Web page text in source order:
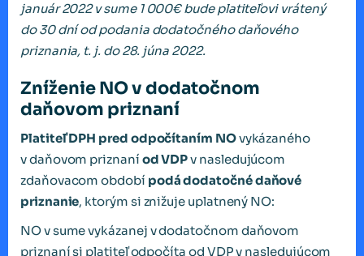
január 2022 v sume 1 000€ bude platiteľovi vrátený
do 30 dní od podania dodatočného daňového
priznania, t. j. do 28. júna 2022.
Zníženie NO v dodatočnom
daňovom priznaní
Platiteľ DPH pred odpočítaním NOvykázaného
v daňovom priznaní od VDPv nasledujúcom
zdaňovacom období podá dodatočné daňové
priznanie, ktorým si znižuje uplatnený NO:
NO v sume vykázanej v dodatočnom daňovom
priznaní si platiteľ odpočíta od VDP v nasledujúcom